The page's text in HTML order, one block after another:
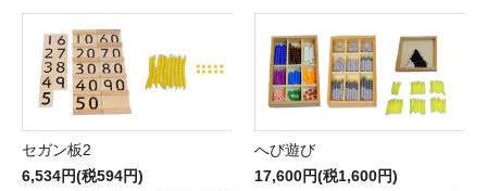
セガン板2
6,534円(税594円)
へび遊び
17,600円(税1,600円)